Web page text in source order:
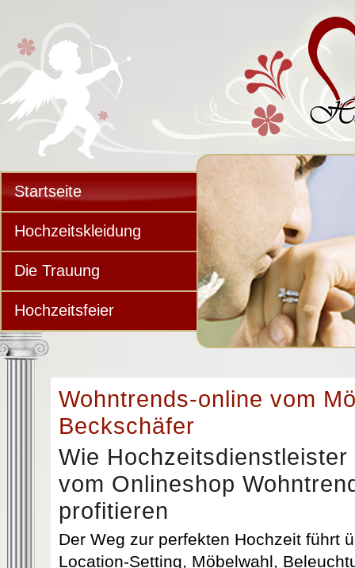
Startseite
Hochzeitskleidung
Die Trauung
Hochzeitsfeier
Wohntrends-online vom
Beckschäfer
Wie
vom Onlineshop
profitieren
Der Weg zur perfekten Hochzeit führt
Location-Setting, Möbelwahl,